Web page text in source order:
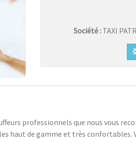
Société : TAXI
professionnels que nous vous
haut de gamme et très confortables.